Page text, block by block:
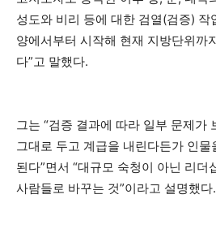
성도와 비리 등에 대한 검열(검증) 작
양에서부터 시작해 현재 지방단위까
다”고 말했다.
그는 “검증 결과에 따라 일부 문제가
그대로 두고 계급을 내린다든가 인
된다”면서 “대규모 숙청이 아닌 리더
사람들로 바꾸는 것”이라고 설명했다.